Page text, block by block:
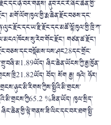
ནུབ་རང་རེ་ཞིང་ཆེན་གྱི་
མགོ་ལོག་ཁུལ་གྱི་རྨ་ཆེན་རྫོང་བཅས་དང་
གཙན་ཚ་རྫོང་།
ཞིང་ཆེན་ཡོངས་ཀྱི་རྒྱ་ཁྱོན་
བོད། སོག རྒྱ། ཧའེ། ཧོར།
%ཟིན་ཡོད། ཁུལ་སྲིད་